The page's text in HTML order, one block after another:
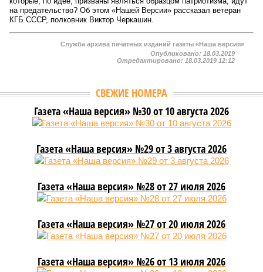
на предательство? Об этом «Нашей Версии» рассказал ветеран
КГБ СССР, полковник Виктор Черкашин.
Служба архива печатных изданий газеты «Наша версия»
Опубликовано: 18.03.2019
Отредактировано: 18.03.2019 12:12
СВЕЖИЕ НОМЕРА
Газета «Наша версия» №30 от 10 августа 2026
Газета «Наша версия» №29 от 3 августа 2026
Газета «Наша версия» №28 от 27 июля 2026
Газета «Наша версия» №27 от 20 июля 2026
Газета «Наша версия» №26 от 13 июля 2026